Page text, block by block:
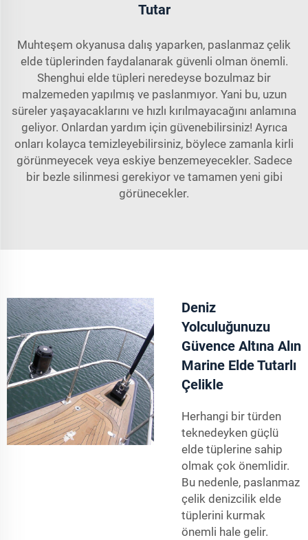
Tutar
Muhteşem okyanusa dalış yaparken, paslanmaz çelik
elde tüplerinden faydalanarak güvenli olman önemli.
Shenghui elde tüpleri neredeyse bozulmaz bir
malzemeden yapılmış ve paslanmıyor. Yani bu, uzun
süreler yaşayacaklarını ve hızlı kırılmayacağını anlamına
geliyor. Onlardan yardım için güvenebilirsiniz! Ayrıca
onları kolayca temizleyebilirsiniz, böylece zamanla kirli
görünmeyecek veya eskiye benzemeyecekler. Sadece
bir bezle silinmesi gerekiyor ve tamamen yeni gibi
görünecekler.
Deniz
Yolculuğunuzu
Güvence Altına Alın
Marine Elde Tutarlı
Çelikle
Herhangi bir türden
teknedeyken güçlü
elde tüplerine sahip
olmak çok önemlidir.
Bu nedenle, paslanmaz
çelik denizcilik elde
tüplerini kurmak
önemli hale gelir.